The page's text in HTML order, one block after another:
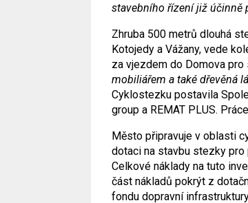
stavebního řízení již účinně
Zhruba 500 metrů dlouhá
Kotojedy a Vážany, vede
za vjezdem do Domova pro
mobiliářem a také dřevěná
Cyklostezku postavila
group a REMAT PLUS.
Město připravuje v oblasti
dotaci na stavbu stezky
Celkové náklady na tuto
část nákladů pokrýt z
fondu dopravní